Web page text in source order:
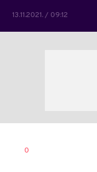
13.11.2021. / 09:12
AUTOR
0